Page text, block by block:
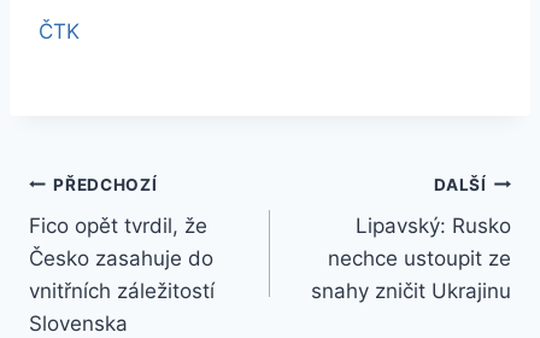
ČTK
Navigace
pro
příspěvek
PŘEDCHOZÍ
Fico opět tvrdil, že
Česko zasahuje do
vnitřních záležitostí
Slovenska
DALŠÍ
Lipavský: Rusko
nechce ustoupit ze
snahy zničit Ukrajinu